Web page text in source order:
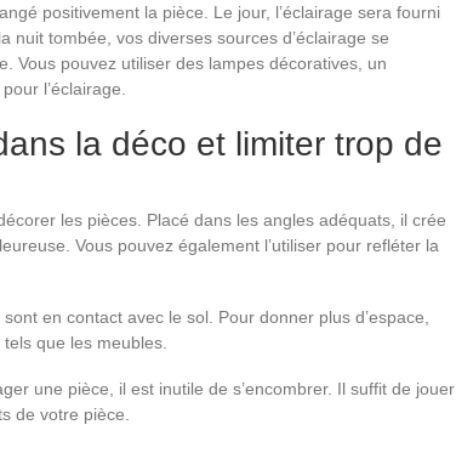
positivement la pièce. Le jour, l’éclairage sera fourni
nuit tombée, vos diverses sources d’éclairage se
Vous pouvez utiliser des lampes décoratives, un
l’éclairage.
la déco et limiter trop de
les pièces. Placé dans les angles adéquats, il crée
Vous pouvez également l’utiliser pour refléter la
en contact avec le sol. Pour donner plus d’espace,
que les meubles.
une pièce, il est inutile de s’encombrer. Il suffit de jouer
de votre pièce.